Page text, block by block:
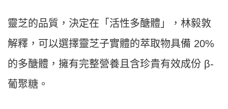
靈芝的品質，決定在「活性多醣體」，林毅敦
解釋，可以選擇靈芝子實體的萃取物具備 20%
的多醣體，擁有完整營養且含珍貴有效成份 β-
葡聚糖。